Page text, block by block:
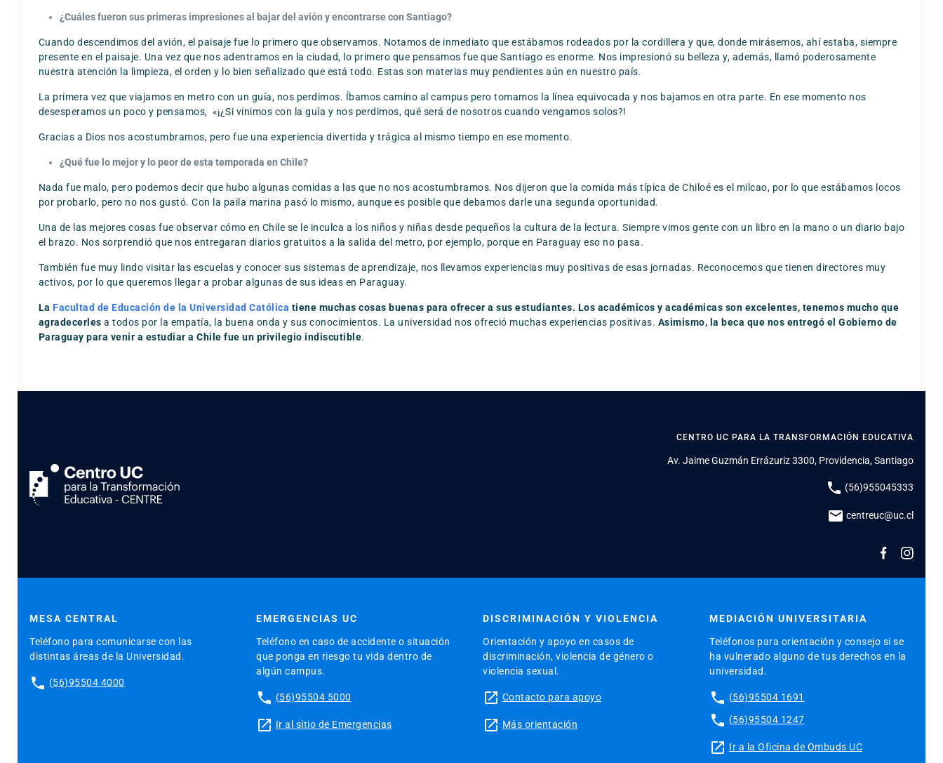
¿Cuáles fueron sus primeras impresiones al bajar del avión y encontrarse con Santiago?
Cuando descendimos del avión, el paisaje fue lo primero que observamos. Notamos de inmediato que estábamos rodeados por la cordillera y que, donde mirásemos, ahí estaba, siempre
presente en el paisaje. Una vez que nos adentramos en la ciudad, lo primero que pensamos fue que Santiago es enorme. Nos impresionó su belleza y, además, llamó poderosamente
nuestra atención la limpieza, el orden y lo bien señalizado que está todo. Estas son materias muy pendientes aún en nuestro país.
La primera vez que viajamos en metro con un guía, nos perdimos. Íbamos camino al campus pero tomamos la línea equivocada y nos bajamos en otra parte. En ese momento nos
desesperamos un poco y pensamos, «¡¿Si vinimos con la guía y nos perdimos, qué será de nosotros cuando vengamos solos?!
Gracias a Dios nos acostumbramos, pero fue una experiencia divertida y trágica al mismo tiempo en ese momento.
¿Qué fue lo mejor y lo peor de esta temporada en Chile?
Nada fue malo, pero podemos decir que hubo algunas comidas a las que no nos acostumbramos. Nos dijeron que la comida más típica de Chiloé es el milcao, por lo que estábamos locos
por probarlo, pero no nos gustó. Con la paila marina pasó lo mismo, aunque es posible que debamos darle una segunda oportunidad.
Una de las mejores cosas fue observar cómo en Chile se le inculca a los niños y niñas desde pequeños la cultura de la lectura. Siempre vimos gente con un libro en la mano o un diario bajo
el brazo. Nos sorprendió que nos entregaran diarios gratuitos a la salida del metro, por ejemplo, porque en Paraguay eso no pasa.
También fue muy lindo visitar las escuelas y conocer sus sistemas de aprendizaje, nos llevamos experiencias muy positivas de esas jornadas. Reconocemos que tienen directores muy
activos, por lo que queremos llegar a probar algunas de sus ideas en Paraguay.
La Facultad de Educación de la Universidad Católica tiene muchas cosas buenas para ofrecer a sus estudiantes. Los académicos y académicas son excelentes, tenemos mucho que
agradecerles a todos por la empatía, la buena onda y sus conocimientos. La universidad nos ofreció muchas experiencias positivas. Asimismo, la beca que nos entregó el Gobierno de
Paraguay para venir a estudiar a Chile fue un privilegio indiscutible.
CENTRO UC PARA LA TRANSFORMACIÓN EDUCATIVA
Av. Jaime Guzmán Errázuriz 3300, Providencia, Santiago
phone (56)955045333
mail centreuc@uc.cl
MESA CENTRAL
Teléfono para comunicarse con las
distintas áreas de la Universidad.
phone (56)95504 4000
EMERGENCIAS UC
Teléfono en caso de accidente o situación
que ponga en riesgo tu vida dentro de
algún campus.
phone (56)95504 5000
launch Ir al sitio de Emergencias
DISCRIMINACIÓN Y VIOLENCIA
Orientación y apoyo en casos de
discriminación, violencia de género o
violencia sexual.
launch Contacto para apoyo
launch Más orientación
MEDIACIÓN UNIVERSITARIA
Teléfonos para orientación y consejo si se
ha vulnerado alguno de tus derechos en la
universidad.
phone (56)95504 1691
phone (56)95504 1247
launch Ir a la Oficina de Ombuds UC